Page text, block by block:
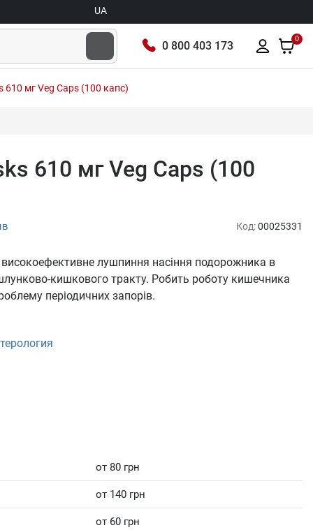
UA
0 800 403 173
0
610 мг Veg Caps (100 капс)
610 мг Veg Caps (100
Код:00025331
лушпиння насіння подорожника в
кишкового тракту. Робить роботу кишечника
періодичних запорів.
от 80 грн
от 140 грн
от 60 грн